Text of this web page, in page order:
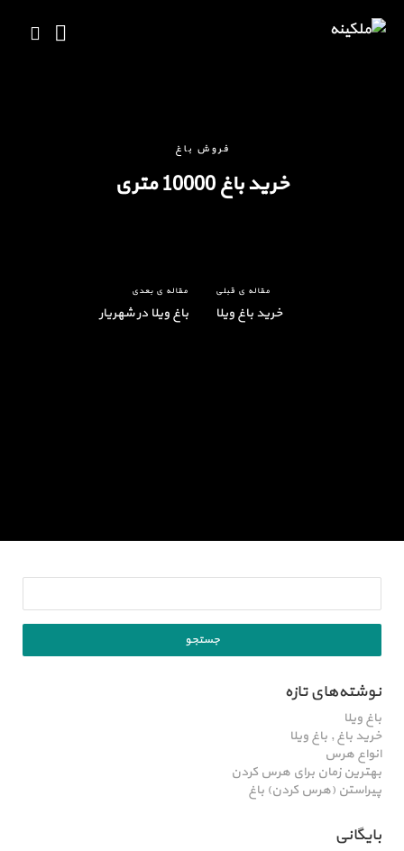
فروش باغ
خرید باغ 10000 متری
مقاله ی قبلی
خرید باغ ویلا
مقاله ی بعدی
باغ ویلا در شهریار
نوشته‌های تازه
باغ ویلا
خرید باغ , باغ ویلا
انواع هرس
بهترین زمان برای هرس کردن
پیراستن (هرس کردن) باغ
بایگانی